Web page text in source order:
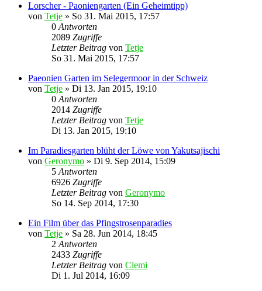
Lorscher - Paoniengarten (Ein Geheimtipp)
von Tetje » So 31. Mai 2015, 17:57
0 Antworten
2089 Zugriffe
Letzter Beitrag von Tetje
So 31. Mai 2015, 17:57
Paeonien Garten im Selegermoor in der Schweiz
von Tetje » Di 13. Jan 2015, 19:10
0 Antworten
2014 Zugriffe
Letzter Beitrag von Tetje
Di 13. Jan 2015, 19:10
Im Paradiesgarten blüht der Löwe von Yakutsajischi
von Geronymo » Di 9. Sep 2014, 15:09
5 Antworten
6926 Zugriffe
Letzter Beitrag von Geronymo
So 14. Sep 2014, 17:30
Ein Film über das Pfingstrosenparadies
von Tetje » Sa 28. Jun 2014, 18:45
2 Antworten
2433 Zugriffe
Letzter Beitrag von Clemi
Di 1. Jul 2014, 16:09